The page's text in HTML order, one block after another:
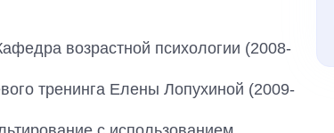
возрастной психологии (2008-
тренинга Елены Лопухиной (2009-